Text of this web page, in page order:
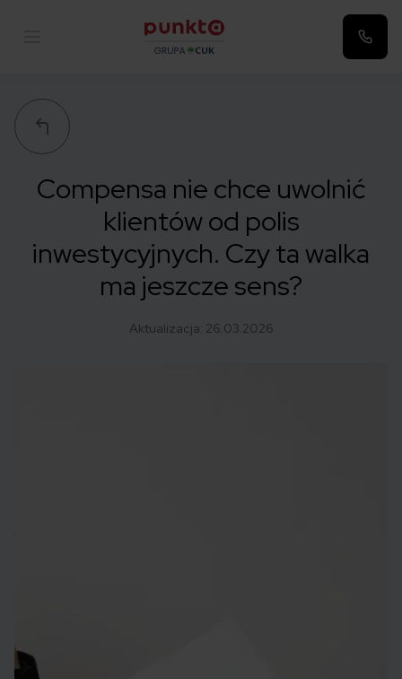
Compensa nie chce uwolnić
klientów od polis
inwestycyjnych. Czy ta walka
ma jeszcze sens?
Aktualizacja: 26.03.2026